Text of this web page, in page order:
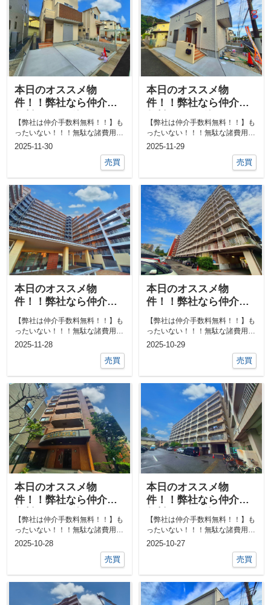
本日のオススメ物
件！！弊社なら仲介手
なる物件あればご相談
ください！！
【弊社は仲介手数料無料！！】も
ったいない！！！無駄な諸費用一
切なし！！①ネットで気になる物
2025-11-30
売買
本日のオススメ物
件！！弊社なら仲介手
なる物件あればご相談
ください！！
【弊社は仲介手数料無料！！】も
ったいない！！！無駄な諸費用一
切なし！！①ネットで気になる物
2025-11-29
売買
本日のオススメ物
件！！弊社なら仲介手
数料0円！！他にも気に
なる物件あればご相談
ください！！
【弊社は仲介手数料無料！！】も
ったいない！！！無駄な諸費用一
切なし！！①ネットで気になる物
2025-11-28
売買
本日のオススメ物
件！！弊社なら仲介手
数料0円！！他にも気に
なる物件あればご相談
ください！！
【弊社は仲介手数料無料！！】も
ったいない！！！無駄な諸費用一
切なし！！①ネットで気になる物
2025-10-29
売買
本日のオススメ物
件！！弊社なら仲介手
なる物件あればご相談
ください！！
【弊社は仲介手数料無料！！】も
ったいない！！！無駄な諸費用一
切なし！！①ネットで気になる物
2025-10-28
売買
本日のオススメ物
件！！弊社なら仲介手
なる物件あればご相談
ください！！
【弊社は仲介手数料無料！！】も
ったいない！！！無駄な諸費用一
切なし！！①ネットで気になる物
2025-10-27
売買